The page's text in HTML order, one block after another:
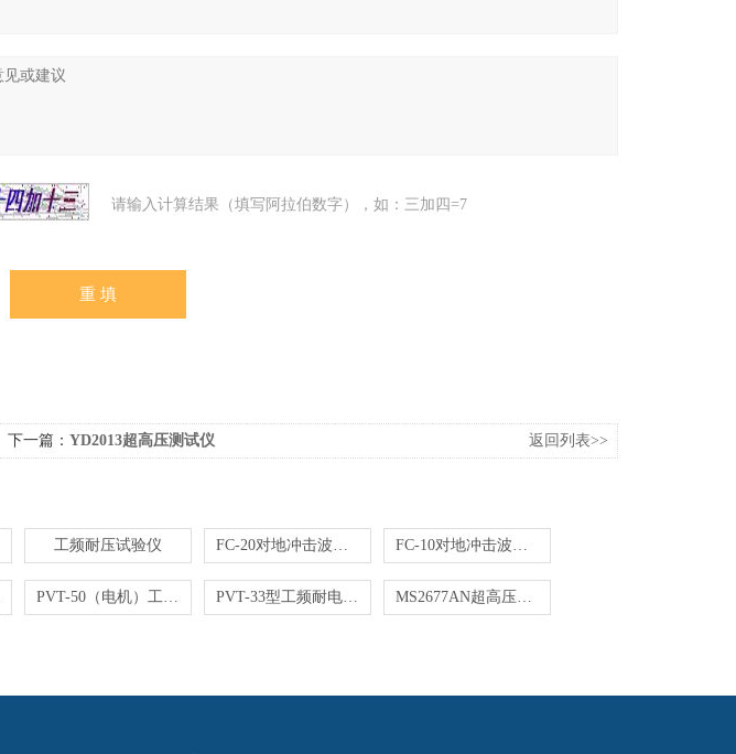
请输入计算结果（填写阿拉伯数字），如：三加四=7
下一篇： YD2013超高压测试仪 返回列表>>
工频耐压试验仪 FC-20对地冲击波耐压试验仪 FC-10对地冲击波耐压试验仪
PVT-50（电机）工频耐电压测试仪 PVT-33型工频耐电压试验仪 MS2677AN超高压耐压测试仪